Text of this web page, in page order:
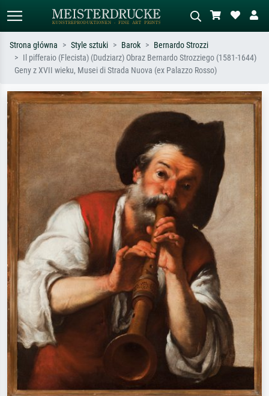
Wyszukiwanie standardowe Wyszukiwanie obrazów AI
Monet, Gwiaździsta noc,
impresjonizm, fala Hokusaia, akt.
abstrakcja z czerwienią, ciemny olej,
stojący akt obok drzewa.
Strona główna Style sztuki Barok
Bernardo Strozzi
Il pifferaio (Flecista) (Dudziarz) Obraz Bernardo Strozziego (1581-1644)
Geny z XVII wieku, Musei di Strada Nuova (ex Palazzo Rosso)